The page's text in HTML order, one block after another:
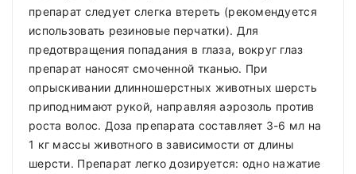
препарат следует слегка втереть (рекомендуется
использовать резиновые перчатки). Для
предотвращения попадания в глаза, вокруг глаз
препарат наносят смоченной тканью. При
опрыскивании длинношерстных животных шерсть
приподнимают рукой, направляя аэрозоль против
роста волос. Доза препарата составляет 3-6 мл на
1 кг массы животного в зависимости от длины
шерсти. Препарат легко дозируется: одно нажатие